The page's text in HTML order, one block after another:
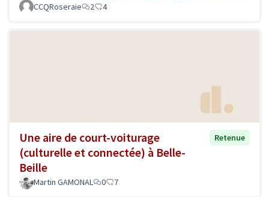
CCQRoseraie
2 4
Une aire de court-voiturage
(culturelle et connectée) à Belle-
Beille
Retenue
Martin GAMONAL 0 7